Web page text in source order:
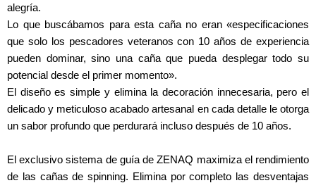
alegría.
Lo que buscábamos para esta caña no eran «especificaciones
que solo los pescadores veteranos con 10 años de experiencia
pueden dominar, sino una caña que pueda desplegar todo su
potencial desde el primer momento».
El diseño es simple y elimina la decoración innecesaria, pero el
delicado y meticuloso acabado artesanal en cada detalle le otorga
un sabor profundo que perdurará incluso después de 10 años.
El exclusivo sistema de guía de ZENAQ maximiza el rendimiento
de las cañas de spinning. Elimina por completo las desventajas